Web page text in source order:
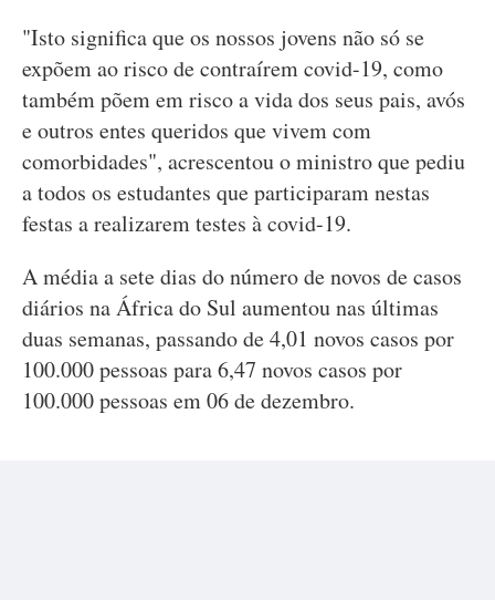
"Isto significa que os nossos jovens não só se
expõem ao risco de contraírem covid-19, como
também põem em risco a vida dos seus pais, avós
e outros entes queridos que vivem com
comorbidades", acrescentou o ministro que pediu
a todos os estudantes que participaram nestas
festas a realizarem testes à covid-19.
A média a sete dias do número de novos de casos
diários na África do Sul aumentou nas últimas
duas semanas, passando de 4,01 novos casos por
100.000 pessoas para 6,47 novos casos por
100.000 pessoas em 06 de dezembro.